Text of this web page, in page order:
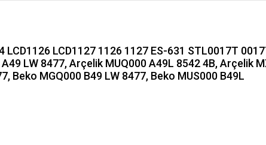
LCD1126 LCD1127 1126 1127 ES-631 STL0017T
LW 8477, Arçelik MUQ000 A49L 8542 4B, Arçelik
Beko MGQ000 B49 LW 8477, Beko MUS000 B49L